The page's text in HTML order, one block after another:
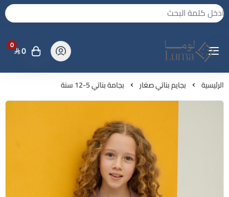
لوما - بجامه واكثر
0 0
الرئيسية بجايم بناتي صغار بجامة بناتي 5-12 سنة